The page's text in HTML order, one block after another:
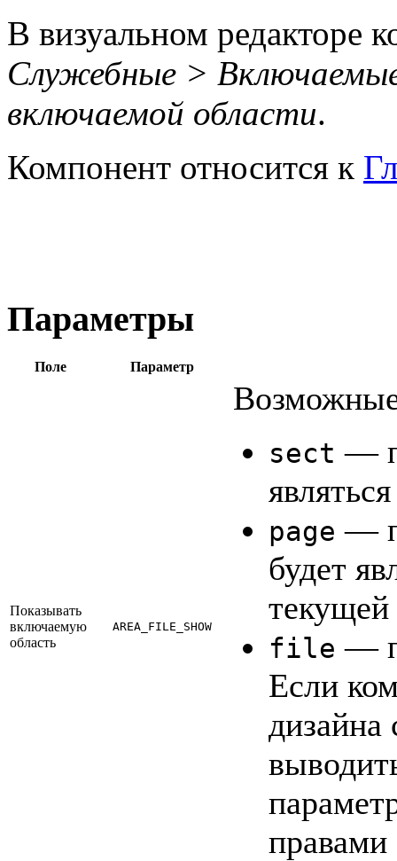
В визуальном редакторе
Служебные >
включаемой области.
Компонент относится к
Параметры
Поле Параметр
Показывать
включаемую
область
AREA_FILE_SHOW
sect —
page —
будет
file —
Если
дизайна
правами